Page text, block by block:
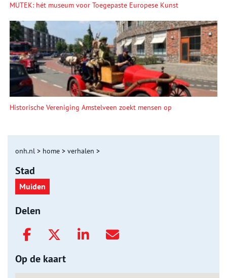
MUTEK: hét museum voor Toegepaste Europese Kunst
Historische Vereniging Amstelveen zoekt mensen op
onh.nl > home > verhalen >
Stad
Muiden
Delen
Op de kaart